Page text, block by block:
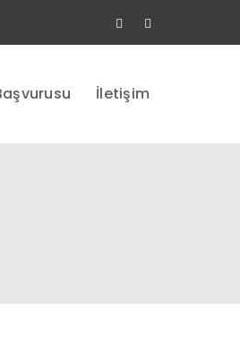
Facebook
ProfileProfile
İletişim